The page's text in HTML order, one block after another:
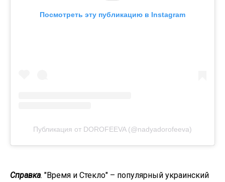
Посмотреть эту публикацию в Instagram
Публикация от DOROFEEVA (@nadyadorofeeva)
Справка. "Время и Стекло" – популярный украинский